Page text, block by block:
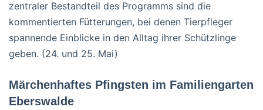
zentraler Bestandteil des Programms sind die
kommentierten Fütterungen, bei denen Tierpfleger
spannende Einblicke in den Alltag ihrer Schützlinge
geben. (24. und 25. Mai)
Märchenhaftes Pfingsten im Familiengarten
Eberswalde